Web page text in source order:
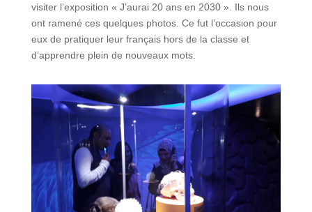
visiter l’exposition « J’aurai 20 ans en 2030 ». Ils nous
ont ramené ces quelques photos. Ce fut l’occasion pour
eux de pratiquer leur français hors de la classe et
d’apprendre plein de nouveaux mots.